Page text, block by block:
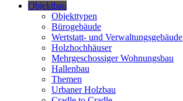
Objektbau
Objekttypen
Bürogebäude
Wertstatt- und Verwaltungsgebäude
Holzhochhäuser
Mehrgeschossiger Wohnungsbau
Hallenbau
Themen
Urbaner Holzbau